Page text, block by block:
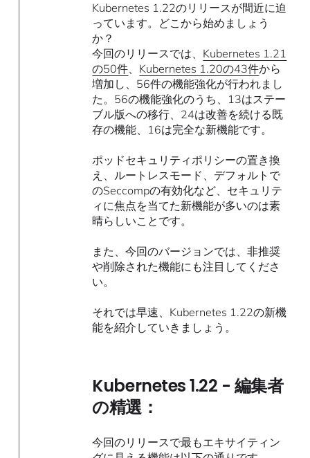
Kubernetes 1.22のリリースが間近に迫
っています。どこから始めましょう
か？
今回のリリースでは、 Kubernetes 1.21
の50件、 Kubernetes 1.20の43件から
増加し、56件の機能強化が行われまし
た。56の機能強化のうち、13はステー
ブル版への移行、24は改善を続ける既
存の機能、16は完全な新機能です。
ポッドセキュリティポリシーの置き換
え、ルートレスモード、デフォルトで
のSeccompの有効化など、セキュリテ
ィに焦点を当てた新機能が多いのは素
晴らしいことです。
また、今回のバージョンでは、非推奨
や削除された機能にも注目してくださ
い。
それでは早速、Kubernetes 1.22の新機
能を紹介していきましょう。
Kubernetes 1.22 - 編集者
の精選：
今回のリリースで最もエキサイティン